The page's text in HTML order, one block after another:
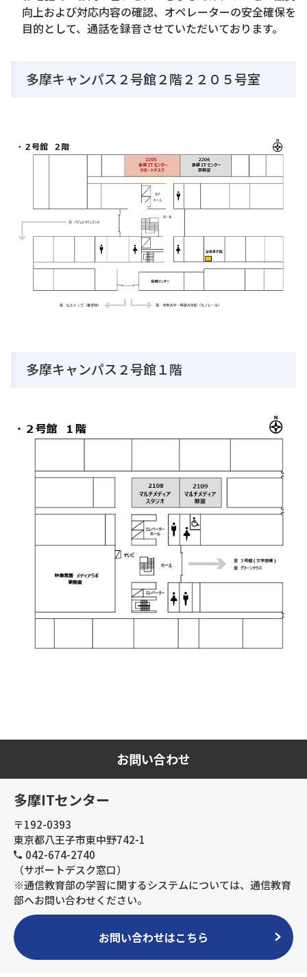
向上および対応内容の確認、オペレーターの安全確保を
目的として、通話を録音させていただいております。
多摩キャンパス２号館２階２２０５号室
多摩キャンパス２号館１階
お問い合わせ
多摩ITセンター
〒192-0393
東京都八王子市東中野742-1
042-674-2740
（サポートデスク窓口）
※通信教育部の学習に関するシステムについては、通信教育
部へお問い合わせください。
お問い合わせはこちら